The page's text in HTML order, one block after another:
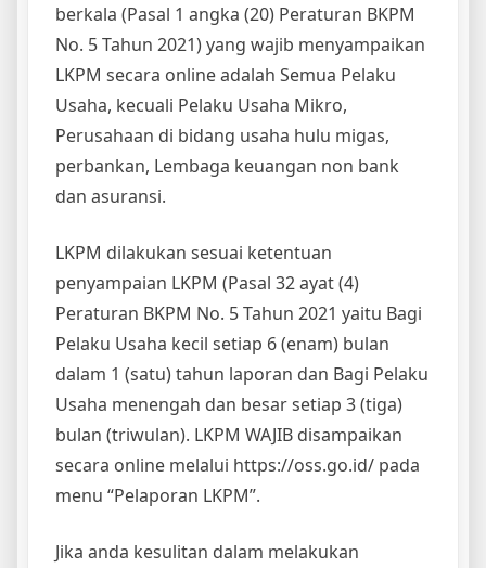
berkala (Pasal 1 angka (20) Peraturan BKPM
No. 5 Tahun 2021) yang wajib menyampaikan
LKPM secara online adalah Semua Pelaku
Usaha, kecuali Pelaku Usaha Mikro,
Perusahaan di bidang usaha hulu migas,
perbankan, Lembaga keuangan non bank
dan asuransi.
LKPM dilakukan sesuai ketentuan
penyampaian LKPM (Pasal 32 ayat (4)
Peraturan BKPM No. 5 Tahun 2021 yaitu Bagi
Pelaku Usaha kecil setiap 6 (enam) bulan
dalam 1 (satu) tahun laporan dan Bagi Pelaku
Usaha menengah dan besar setiap 3 (tiga)
bulan (triwulan). LKPM WAJIB disampaikan
secara online melalui https://oss.go.id/ pada
menu “Pelaporan LKPM”.
Jika anda kesulitan dalam melakukan